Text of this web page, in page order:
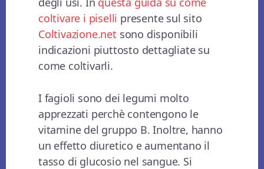
coltivare i piselli presente sul sito
Coltivazione.net sono disponibili
indicazioni piuttosto dettagliate su
come coltivarli.
I fagioli sono dei legumi molto
apprezzati perchè contengono le
vitamine del gruppo B. Inoltre, hanno
un effetto diuretico e aumentano il
tasso di glucosio nel sangue. Si